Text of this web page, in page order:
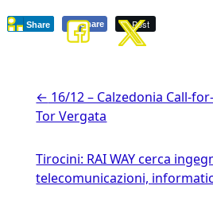
Share Post
Share
← 16/12 – Calzedonia Call-
Tor Vergata
Tirocini: RAI WAY cerca
telecomunicazioni,